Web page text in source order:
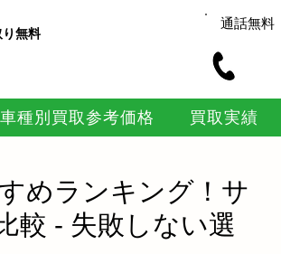
り無料
通話無料
車種別買取参考価格 買取実績
めランキング！サ
較 - 失敗しない選